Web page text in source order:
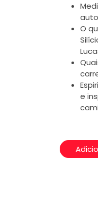
O
e